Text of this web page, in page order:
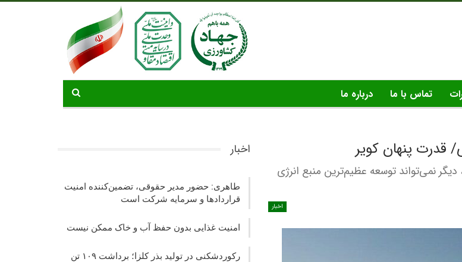
تماس با ما درباره ما
قدرت پنهان کویر
نمی‌تواند توسعه عظیم‌ترین منبع انرژی
اخبار
اخبار
طاهری: حضور مدیر حقوقی، تضمین‌کننده امنیت
قراردادها و سرمایه شرکت‌ است
امنیت غذایی بدون حفظ آب و خاک ممکن نیست
رکوردشکنی در تولید بذر کلزا؛ برداشت ۱۰۹ تن